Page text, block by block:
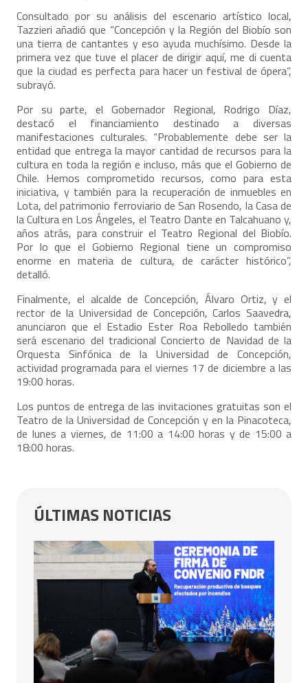
Consultado por su análisis del escenario artístico local,
Tazzieri añadió que “Concepción y la Región del Biobío son
una tierra de cantantes y eso ayuda muchísimo. Desde la
primera vez que tuve el placer de dirigir aquí, me di cuenta
que la ciudad es perfecta para hacer un festival de ópera”,
subrayó.
Por su parte, el Gobernador Regional, Rodrigo Díaz,
destacó el financiamiento destinado a diversas
manifestaciones culturales. “Probablemente debe ser la
entidad que entrega la mayor cantidad de recursos para la
cultura en toda la región e incluso, más que el Gobierno de
Chile. Hemos comprometido recursos, como para esta
iniciativa, y también para la recuperación de inmuebles en
Lota, del patrimonio ferroviario de San Rosendo, la Casa de
la Cultura en Los Ángeles, el Teatro Dante en Talcahuano y,
años atrás, para construir el Teatro Regional del Biobío.
Por lo que el Gobierno Regional tiene un compromiso
enorme en materia de cultura, de carácter histórico”,
detalló.
Finalmente, el alcalde de Concepción, Álvaro Ortiz, y el
rector de la Universidad de Concepción, Carlos Saavedra,
anunciaron que el Estadio Ester Roa Rebolledo también
será escenario del tradicional Concierto de Navidad de la
Orquesta Sinfónica de la Universidad de Concepción,
actividad programada para el viernes 17 de diciembre a las
19:00 horas.
Los puntos de entrega de las invitaciones gratuitas son el
Teatro de la Universidad de Concepción y en la Pinacoteca,
de lunes a viernes, de 11:00 a 14:00 horas y de 15:00 a
18:00 horas.
ÚLTIMAS NOTICIAS